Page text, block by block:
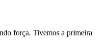
força. Tivemos a primeira